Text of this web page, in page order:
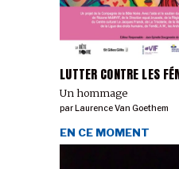
LUTTER CONTRE LES
Un hommage
parLaurence Van Goethem
EN CE MOMENT